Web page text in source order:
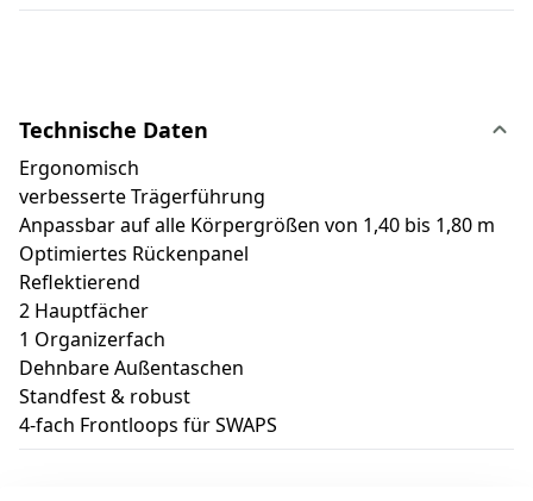
Technische Daten
Ergonomisch
verbesserte Trägerführung
Anpassbar auf alle Körpergrößen von 1,40 bis 1,80 m
Optimiertes Rückenpanel
Reflektierend
2 Hauptfächer
1 Organizerfach
Dehnbare Außentaschen
Standfest & robust
4-fach Frontloops für SWAPS